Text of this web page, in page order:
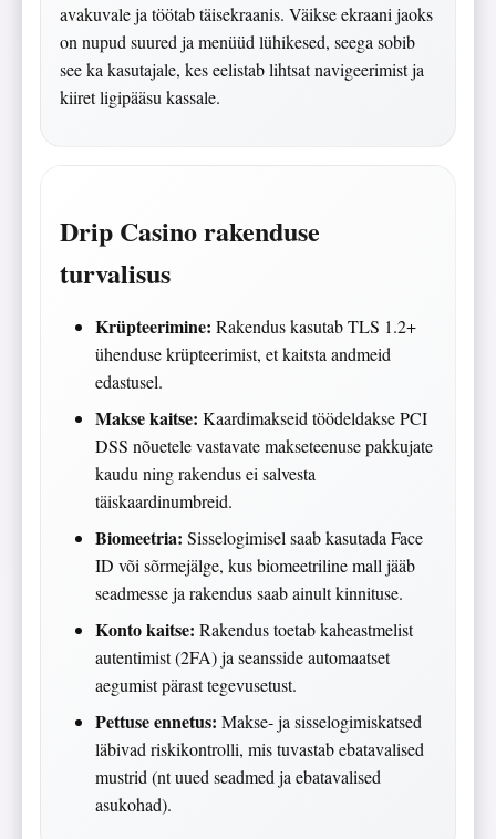
avakuvale ja töötab täisekraanis. Väikse ekraani jaoks
on nupud suured ja menüüd lühikesed, seega sobib
see ka kasutajale, kes eelistab lihtsat navigeerimist ja
kiiret ligipääsu kassale.
Drip Casino rakenduse
turvalisus
Krüpteerimine: Rakendus kasutab TLS 1.2+
ühenduse krüpteerimist, et kaitsta andmeid
edastusel.
Makse kaitse: Kaardimakseid töödeldakse PCI
DSS nõuetele vastavate makseteenuse pakkujate
kaudu ning rakendus ei salvesta
täiskaardinumbreid.
Biomeetria: Sisselogimisel saab kasutada Face
ID või sõrmejälge, kus biomeetriline mall jääb
seadmesse ja rakendus saab ainult kinnituse.
Konto kaitse: Rakendus toetab kaheastmelist
autentimist (2FA) ja seansside automaatset
aegumist pärast tegevusetust.
Pettuse ennetus: Makse- ja sisselogimiskatsed
läbivad riskikontrolli, mis tuvastab ebatavalised
mustrid (nt uued seadmed ja ebatavalised
asukohad).